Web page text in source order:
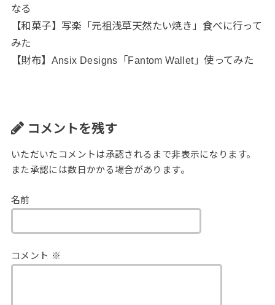
なる
【和菓子】写楽「元祖浅草天然たい焼き」食べに行って
みた
【財布】Ansix Designs「Fantom Wallet」使ってみた
コメントを残す
いただいたコメントは承認されるまで非表示になります。
また承認には数日かかる場合があります。
名前
コメント ※